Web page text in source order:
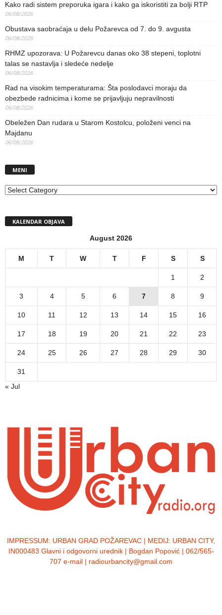
Kako radi sistem preporuka igara i kako ga iskoristiti za bolji RTP
06/08/2026
Obustava saobraćaja u delu Požarevca od 7. do 9. avgusta
06/08/2026
RHMZ upozorava: U Požarevcu danas oko 38 stepeni, toplotni
talas se nastavlja i sledeće nedelje
06/08/2026
Rad na visokim temperaturama: Šta poslodavci moraju da
obezbede radnicima i kome se prijavljuju nepravilnosti
06/08/2026
Obeležen Dan rudara u Starom Kostolcu, položeni venci na
Majdanu
06/08/2026
MENI
MENI
KALENDAR OBJAVA
August 2026
M T W T F S S
1 2
3 4 5 6 7 8 9
10 11 12 13 14 15 16
17 18 19 20 21 22 23
24 25 26 27 28 29 30
31
« Jul
IMPRESSUM: URBAN GRAD POŽAREVAC | MEDIJ: URBAN CITY,
IN000483 Glavni i odgovorni urednik | Bogdan Popović | 062/565-
707 e-mail | radiourbancity@gmail.com